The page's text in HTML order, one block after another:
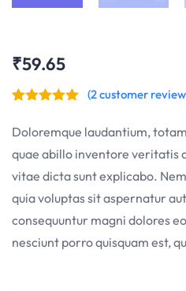
₹59.65
out of 5
based on
customer
rating
(2customer
Doloremque laudantium,
quae abillo inventore veritatis
vitae dicta sunt explicabo.
quia voluptas sit aspernatur
consequuntur magni dolores
nesciunt porro quisquam est,